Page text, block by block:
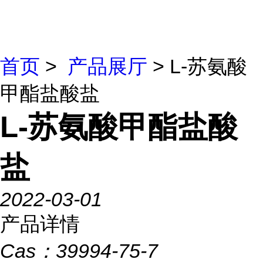
首页 > 产品展厅 > L-苏氨酸
甲酯盐酸盐
L-苏氨酸甲酯盐酸
盐
2022-03-01
产品详情
Cas： 39994-75-7